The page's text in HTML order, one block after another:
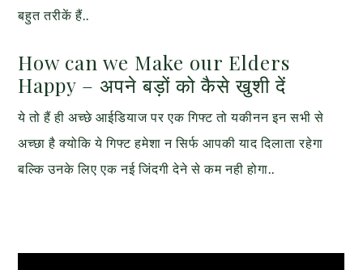
बहुत तरीकें हैं..
How can we Make our Elders
Happy – अपने बड़ों को कैसे खुशी दें
ये तो हैं ही अच्छे आईडियाज पर एक गिफ्ट तो यकीनन इन सभी से
अच्छा है क्योकि ये गिफ्ट हमेशा न सिर्फ आपकी याद दिलाता रहेगा
बल्कि उनके लिए एक नई जिंदगी देने से कम नही होगा..